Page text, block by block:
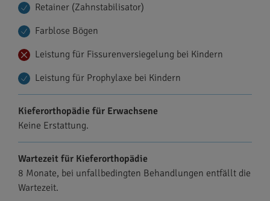
Retainer (Zahnstabilisator)
Farblose Bögen
Leistung für Fissurenversiegelung bei Kindern
Leistung für Prophylaxe bei Kindern
Kieferorthopädie für Erwachsene
Keine Erstattung.
Wartezeit für Kieferorthopädie
8 Monate, bei unfallbedingten Behandlungen entfällt die
Wartezeit.